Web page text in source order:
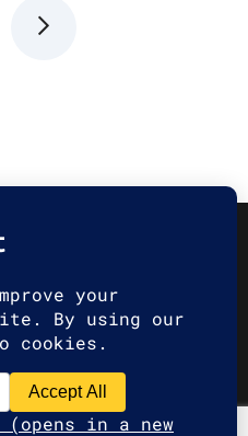
Pécs
| All rights
|Privacy